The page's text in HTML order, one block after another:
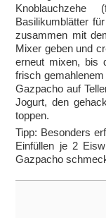
Basilikumblätter
zusammen mit
Mixer geben und
erneut mixen, bis
frisch
Gazpacho auf
Jogurt, den
toppen.
Tipp: Besonders
Einfüllen je 2
Gazpacho